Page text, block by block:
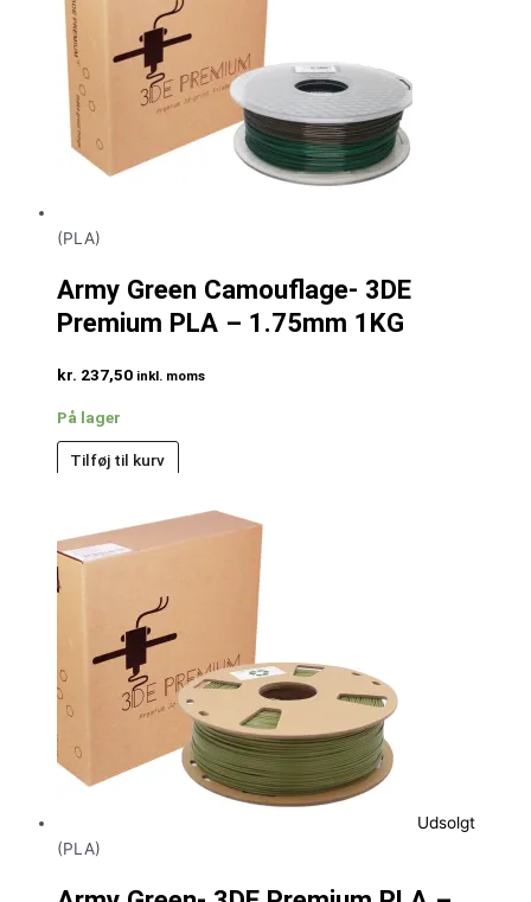
(PLA)
Army Green Camouflage- 3DE
Premium PLA – 1.75mm 1KG
kr. 237,50 inkl. moms
På lager
Tilføj til kurv
Udsolgt
(PLA)